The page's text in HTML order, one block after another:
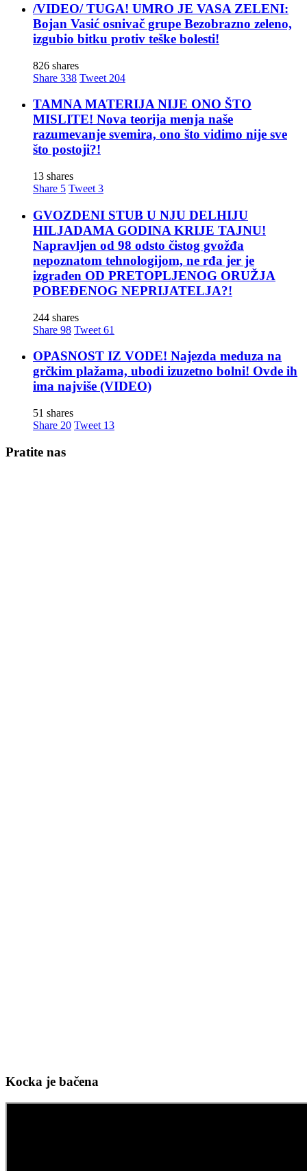
/VIDEO/ TUGA! UMRO JE VASA ZELENI:
Bojan Vasić osnivač grupe Bezobrazno zeleno,
izgubio bitku protiv teške bolesti!
826 shares
Share 338 Tweet 204
TAMNA MATERIJA NIJE ONO ŠTO
MISLITE! Nova teorija menja naše
razumevanje svemira, ono što vidimo nije sve
što postoji?!
13 shares
Share 5 Tweet 3
GVOZDENI STUB U NJU DELHIJU
HILJADAMA GODINA KRIJE TAJNU!
Napravljen od 98 odsto čistog gvožđa
nepoznatom tehnologijom, ne rđa jer je
izgrađen OD PRETOPLJENOG ORUŽJA
POBEĐENOG NEPRIJATELJA?!
244 shares
Share 98 Tweet 61
OPASNOST IZ VODE! Najezda meduza na
grčkim plažama, ubodi izuzetno bolni! Ovde ih
ima najviše (VIDEO)
51 shares
Share 20 Tweet 13
Pratite nas
Kocka je bačena